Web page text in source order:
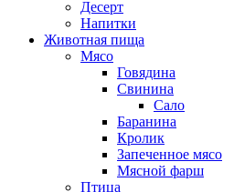
Десерт
Напитки
Животная пища
Мясо
Говядина
Свинина
Сало
Баранина
Кролик
Запеченное мясо
Мясной фарш
Птица